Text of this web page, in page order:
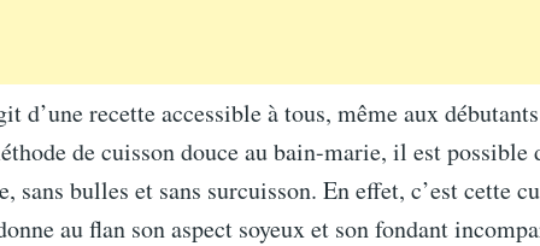
d’une recette accessible à tous, même aux
de cuisson douce au bain-marie, il est possible
sans bulles et sans surcuisson. En effet, c’est cette
au flan son aspect soyeux et son fondant